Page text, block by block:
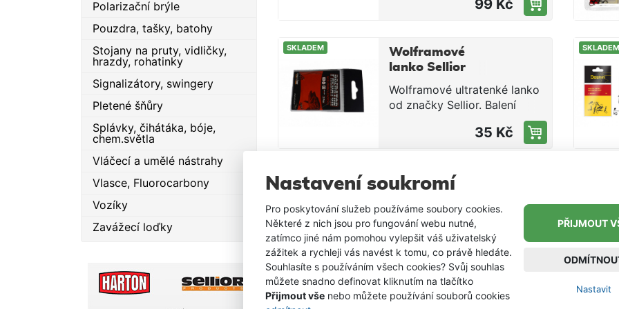
Nastavení soukromí
Pro poskytování služeb používáme soubory cookies.
Některé z nich jsou pro fungování webu nutné,
zatímco jiné nám pomohou vylepšit váš uživatelský
zážitek a rychleji vás navést k tomu, co právě hledáte.
Souhlasíte s používáním všech cookies? Svůj souhlas
můžete snadno definovat kliknutím na tlačítko
Přijmout vše nebo můžete používání souborů cookies
PŘIJMOUT
Nastavit
Polarizační brýle
Pouzdra, tašky, batohy
Stojany na pruty, vidličky,
hrazdy, rohatinky
Signalizátory, swingery
Pletené šňůry
Splávky, čihátáka, bóje,
chem.světla
Vláčecí a umělé nástrahy
Vlasce, Fluorocarbony
Vozíky
Zavážecí loďky
cenu. Všechny komponenty
10ks
99 Kč
SKLADEM
Wolframové
lanko Sellior
Predator 20cm /
7kg / 2ks
Wolframové ultratenké lanko
od značky Sellior. Balení
kterých je velice kvalitní
obratlík a karabinka. Balení
35 Kč
SKLADEM
SKLADEM
Lanko Sellior -
Lanka Sellior jsou vyrobena z
kvalitní jakostní ocele, která
vždy odolá štičím zubům.
Lanka jsou nabízeny v široké
škále velikostí (15-28cm) s
nosností 10kg.Délka
11 Kč